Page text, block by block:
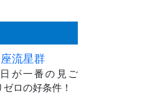
流星群
が一番の見ご
ロの好条件！